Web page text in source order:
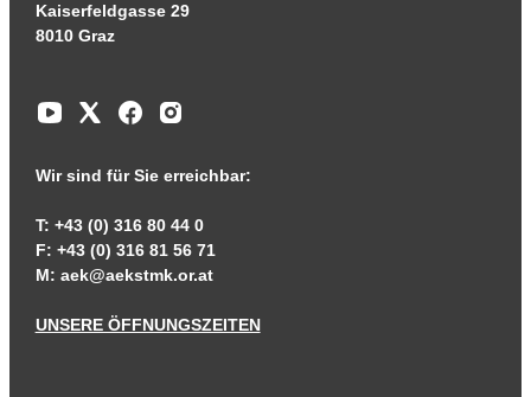
Kaiserfeldgasse 29
8010 Graz
Wir sind für Sie erreichbar:
T: +43 (0) 316 80 44 0
F: +43 (0) 316 81 56 71
M: aek@aekstmk.or.at
UNSERE ÖFFNUNGSZEITEN